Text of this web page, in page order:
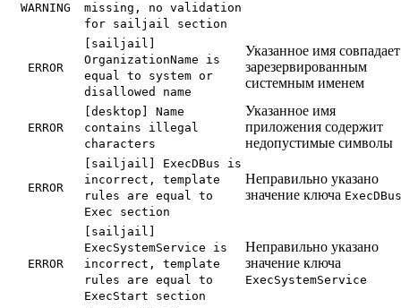
WARNING
missing, no validation
for sailjail section
ERROR
[sailjail]
OrganizationName is
equal to system or
disallowed name
Указанное имя
зарезервированным
системным именем
ERROR
[desktop] Name
contains illegal
characters
Указанное имя
приложения содержит
недопустимые символы
ERROR
[sailjail] ExecDBus is
incorrect, template
rules are equal to
Exec section
Неправильно указано
значение ключа ExecDBus
ERROR
[sailjail]
ExecSystemService is
incorrect, template
rules are equal to
ExecStart section
Неправильно указано
значение ключа
ExecSystemService